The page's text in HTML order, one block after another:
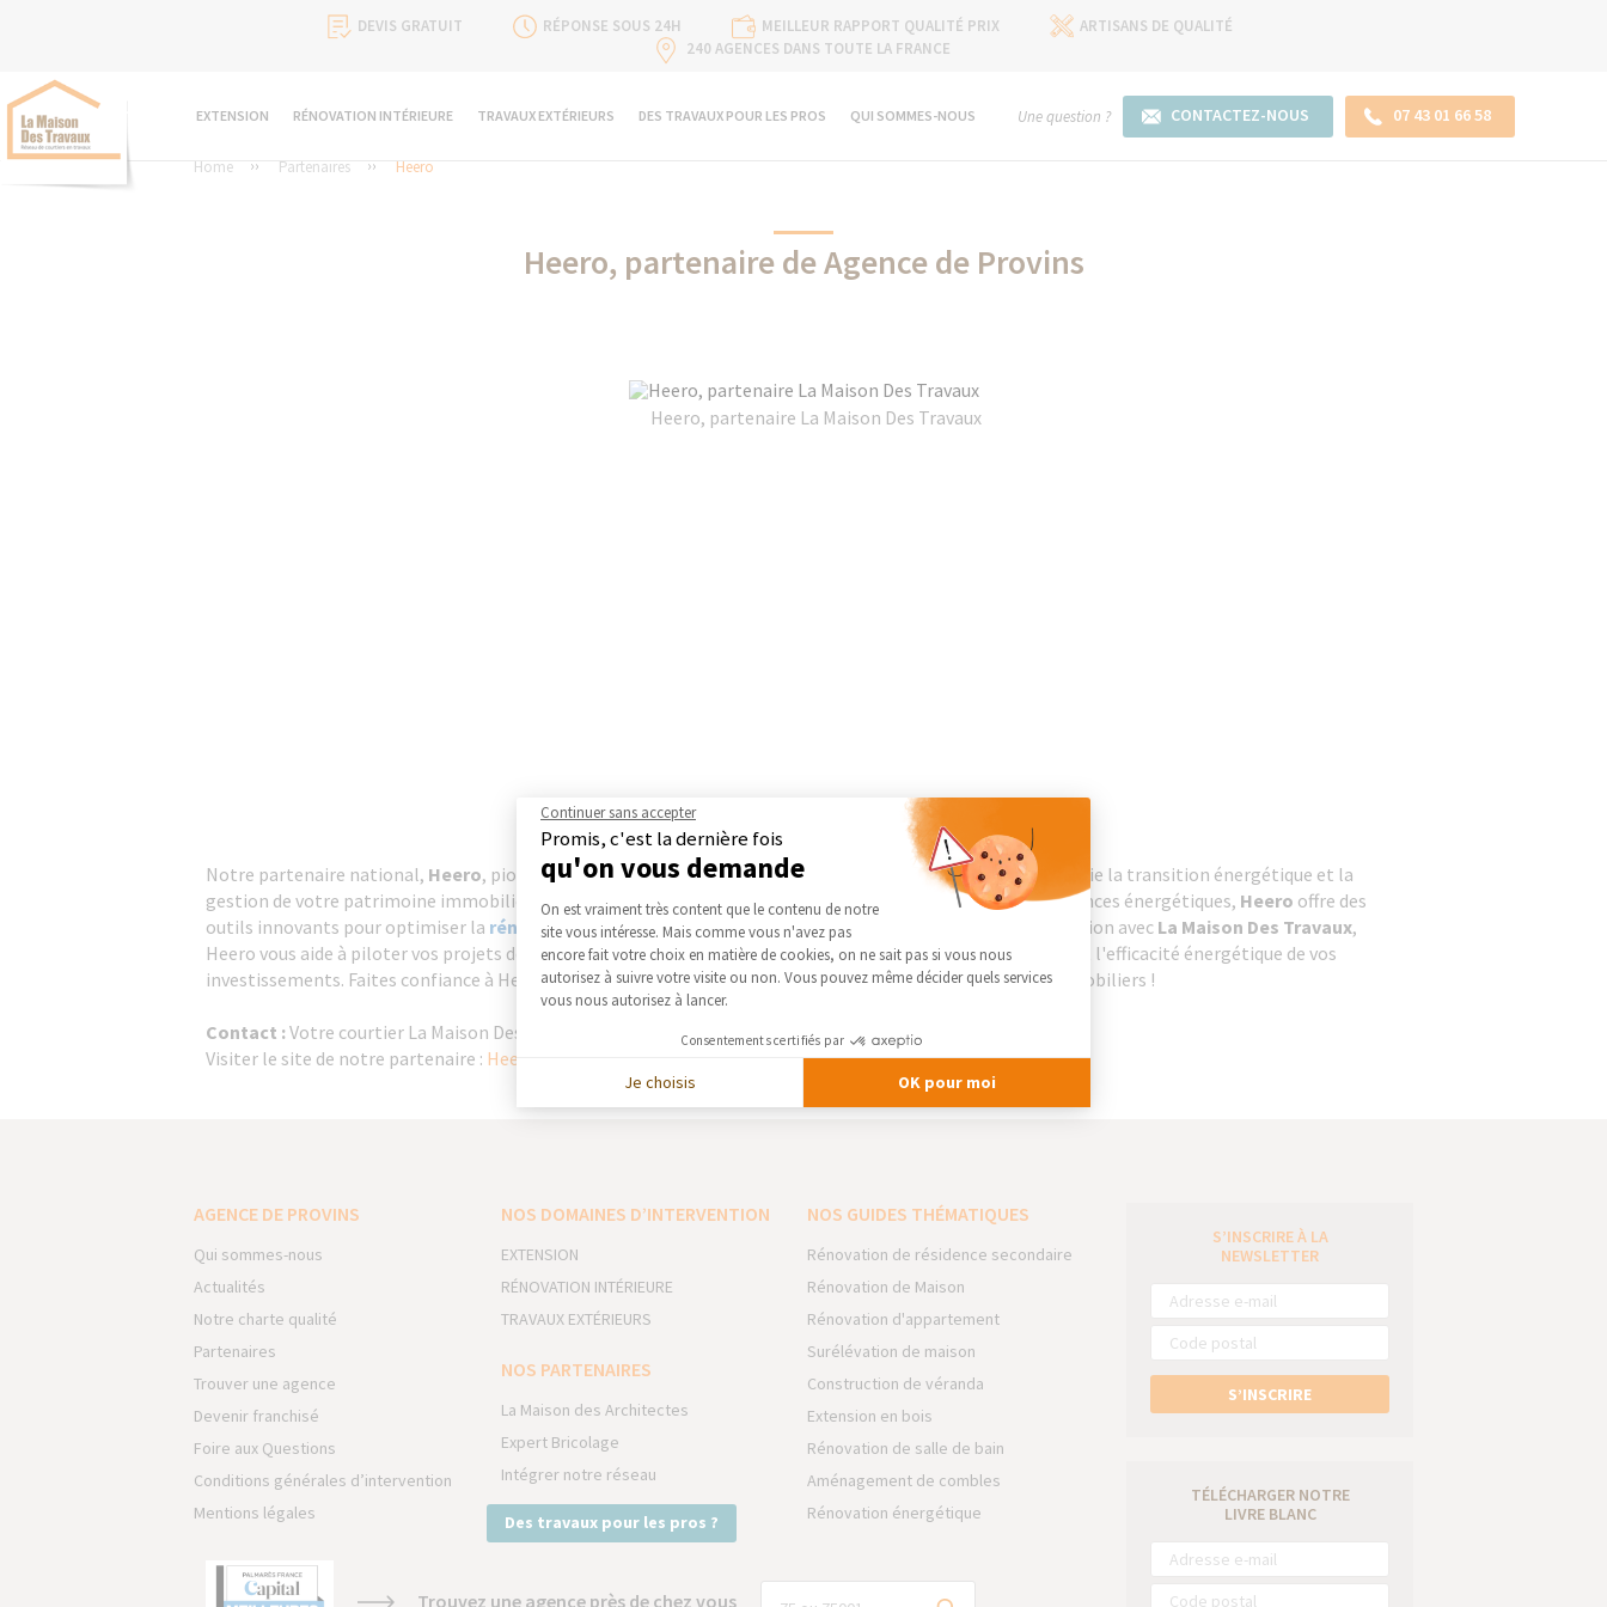
DEVIS GRATUIT RÉPONSE SOUS 24H MEILLEUR RAPPORT QUALITÉ PRIX
ARTISANS DE QUALITÉ
240 AGENCES DANS TOUTE LA FRANCE
EXTENSION RÉNOVATION INTÉRIEURE TRAVAUX EXTÉRIEURS DES TRAVAUX POUR LES PROS QUI SOMMES-NOUS Une question ? CONTACTEZ-NOUS 07 43 01 66 58
Home Partenaires Heero
Heero, partenaire de Agence de Provins
Heero, partenaire La Maison Des Travaux
Notre partenaire national, Heero, pionnier dans le domaine de la gestion des données immobilières, simplifie la transition énergétique et la
gestion de votre patrimoine immobilier. Spécialisé dans les solutions numériques pour le suivi des performances énergétiques, Heero offre des
outils innovants pour optimiser la rénovation et la performance énergétique de vos biens . En collaboration avec La Maison Des Travaux,
Heero vous aide à piloter vos projets de manière efficace et transparente, tout en maximisant la durabilité et l'efficacité énergétique de vos
investissements. Faites confiance à Heero pour une gestion intelligente et performante de vos projets immobiliers !
Contact :Votre courtier La Maison Des Travaux
Visiter le site de notre partenaire : Heero — Financement immobilier/Assurance
AGENCE DE PROVINS
Qui sommes-nous
Actualités
Notre charte qualité
Partenaires
Trouver une agence
Devenir franchisé
Foire aux Questions
Conditions générales d’intervention
Mentions légales
NOS DOMAINES D’INTERVENTION
EXTENSION
RÉNOVATION INTÉRIEURE
TRAVAUX EXTÉRIEURS
NOS PARTENAIRES
La Maison des Architectes
Expert Bricolage
Intégrer notre réseau
Des travaux pour les pros ?
NOS GUIDES THÉMATIQUES
Rénovation de résidence secondaire
Rénovation de Maison
Rénovation d'appartement
Surélévation de maison
Construction de véranda
Extension en bois
Rénovation de salle de bain
Aménagement de combles
Rénovation énergétique
Trouvez une agence près de chez vous
S’INSCRIRE À LA
NEWSLETTER
S’INSCRIRE
TÉLÉCHARGER NOTRE
LIVRE BLANC
Continuer sans accepter
Promis, c'est la dernière fois
qu'on vous demande
Plateforme de Gestion du Consentement : Personnalisez vos Options
On est vraiment très content que le contenu de notre
site vous intéresse. Mais comme vous n'avez pas
encore fait votre choix en matière de cookies, on ne sait pas si vous nous
autorisez à suivre votre visite ou non. Vous pouvez même décider quels services
vous nous autorisez à lancer.
Consentements certifiés par
Je choisis OK pour moi
Axeptio consent